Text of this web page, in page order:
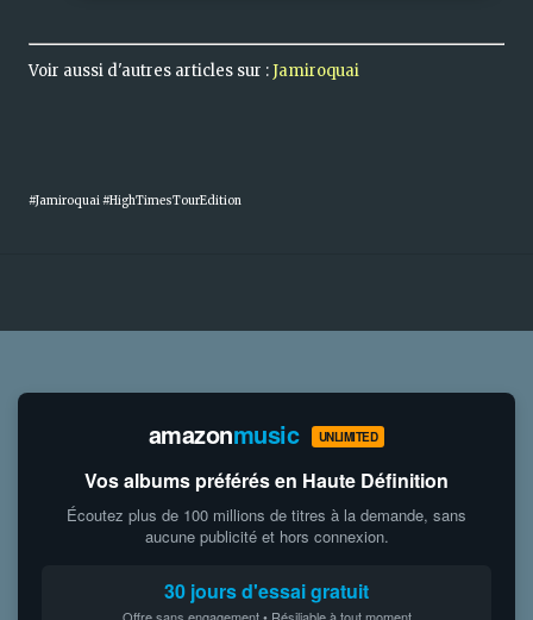
Voir aussi d'autres articles sur :Jamiroquai
#Jamiroquai #HighTimesTourEdition
amazonmusic UNLIMITED
Vos albums préférés en Haute Définition
Écoutez plus de 100 millions de titres à la demande, sans
aucune publicité et hors connexion.
30 jours d'essai gratuit
Offre sans engagement • Résiliable à tout moment